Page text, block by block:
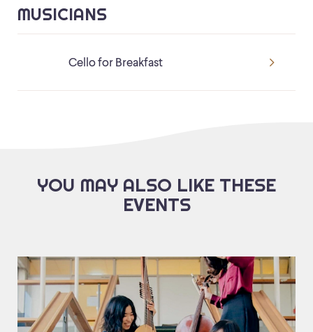
MUSICIANS
Cello for Breakfast
YOU MAY ALSO LIKE THESE
EVENTS